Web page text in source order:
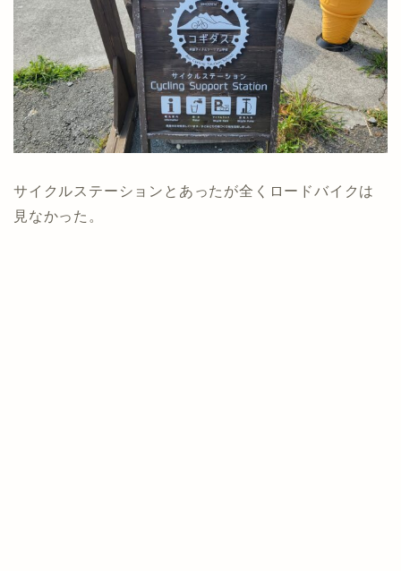
サイクルステーションとあったが全くロードバイクは
見なかった。